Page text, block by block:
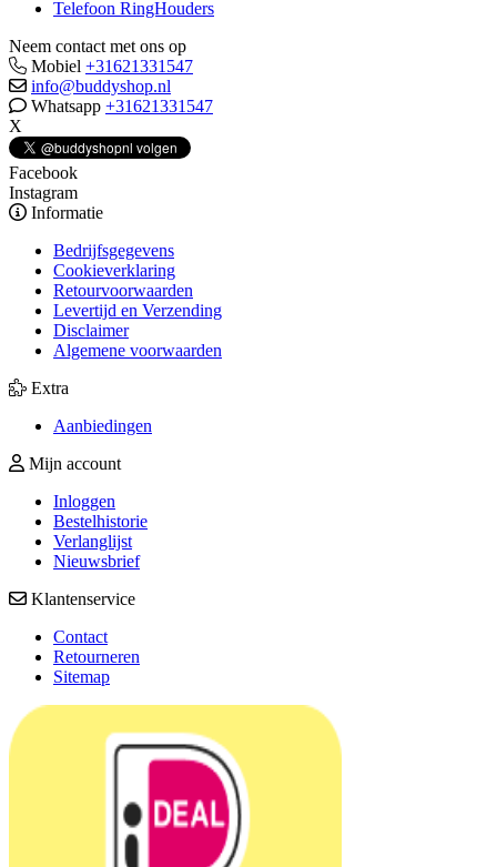
Telefoon RingHouders
Neem contact met ons op
Mobiel +31621331547
info@buddyshop.nl
Whatsapp +31621331547
X
Facebook
Instagram
Informatie
Bedrijfsgegevens
Cookieverklaring
Retourvoorwaarden
Levertijd en Verzending
Disclaimer
Algemene voorwaarden
Extra
Aanbiedingen
Mijn account
Inloggen
Bestelhistorie
Verlanglijst
Nieuwsbrief
Klantenservice
Contact
Retourneren
Sitemap